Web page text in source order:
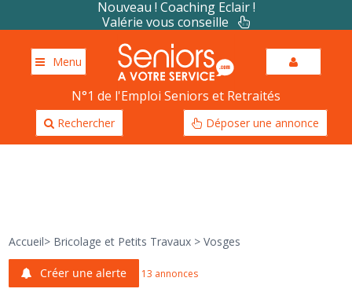
Nouveau ! Coaching Eclair !
Valérie vous conseille
Menu
N°1 de l'Emploi Seniors et Retraités
Rechercher Déposer une annonce
Accueil> Bricolage et Petits Travaux >Vosges
Créer une alerte 13 annonces